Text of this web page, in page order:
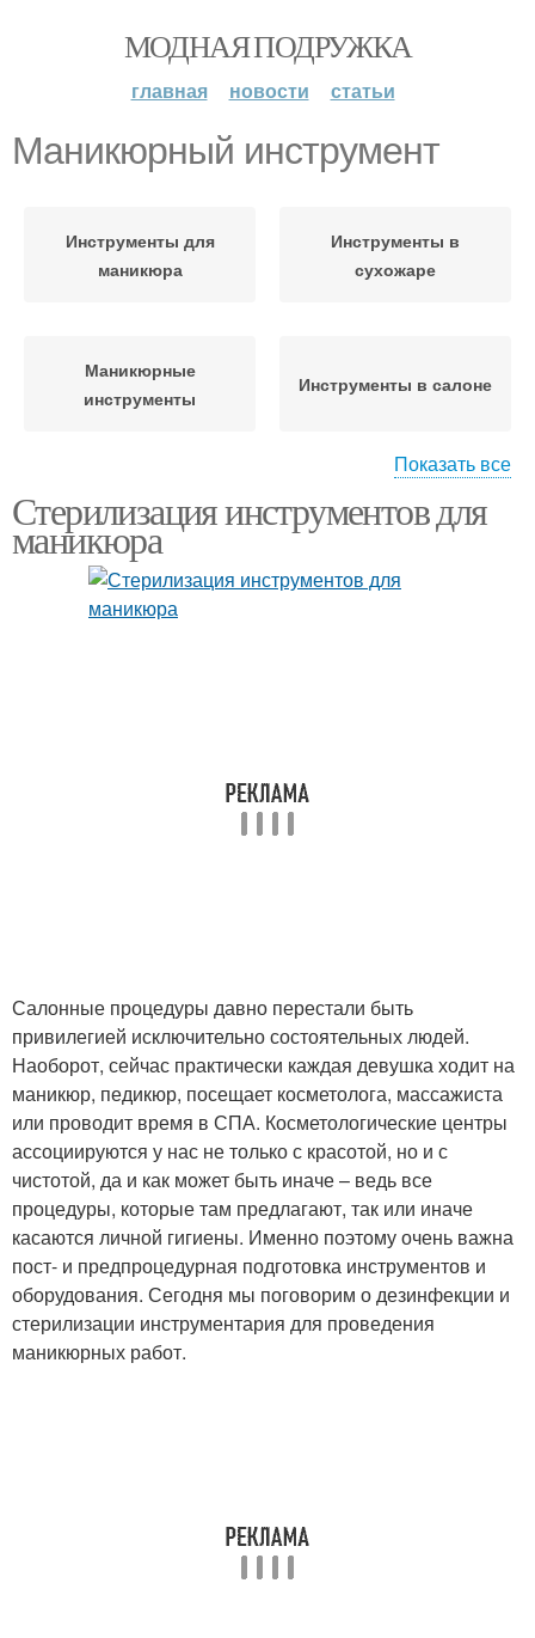
МОДНАЯ ПОДРУЖКА
главная новости статьи
Маникюрный инструмент
Инструменты для
маникюра
Инструменты в
сухожаре
Маникюрные
инструменты
Инструменты в салоне
домашних условиях
маникюра
Показать все
Стерилизация инструментов для
маникюра
Салонные процедуры давно перестали быть
привилегией исключительно состоятельных людей.
Наоборот, сейчас практически каждая девушка ходит на
маникюр, педикюр, посещает косметолога, массажиста
или проводит время в СПА. Косметологические центры
ассоциируются у нас не только с красотой, но и с
чистотой, да и как может быть иначе – ведь все
процедуры, которые там предлагают, так или иначе
касаются личной гигиены. Именно поэтому очень важна
пост- и предпроцедурная подготовка инструментов и
оборудования. Сегодня мы поговорим о дезинфекции и
стерилизации инструментария для проведения
маникюрных работ.